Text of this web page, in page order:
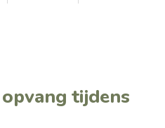
tijdens